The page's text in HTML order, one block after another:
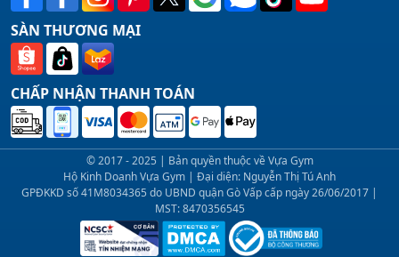
SÀN THƯƠNG MẠI
CHẤP NHẬN THANH TOÁN
© 2017 - 2025 | Bản quyền thuộc về Vựa Gym
Hộ Kinh Doanh Vựa Gym | Đại diện: Nguyễn Thị Tú Anh
GPĐKKD số 41M8034365 do UBND quận Gò Vấp cấp ngày 26/06/2017 |
MST: 8470356545